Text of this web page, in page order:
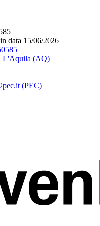
data 15/06/2026
L'Aquila (AQ)
(PEC)